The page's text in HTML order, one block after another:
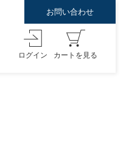
お問い合わせ
ログイン カートを見る